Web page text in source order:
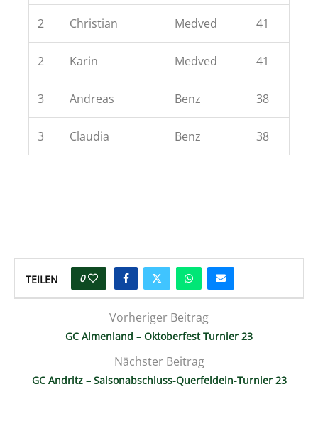
2 Christian Medved 41
2 Karin Medved 41
3 Andreas Benz 38
3 Claudia Benz 38
TEILEN 0
Vorheriger Beitrag
GC Almenland – Oktoberfest Turnier 23
Nächster Beitrag
GC Andritz – Saisonabschluss-Querfeldein-Turnier 23